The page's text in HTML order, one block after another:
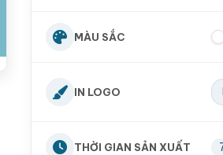
MÀU SẮC
IN LOGO
THỜI GIAN SẢN XUẤT